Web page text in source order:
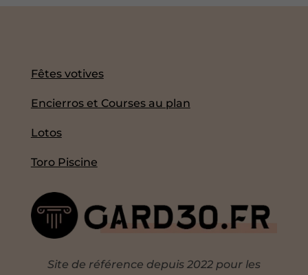
Fêtes votives
Encierros et Courses au plan
Lotos
Toro Piscine
Site de référence depuis 2022 pour les